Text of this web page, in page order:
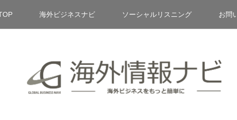
海外ビジネスナビ ソーシャルリスニング お問